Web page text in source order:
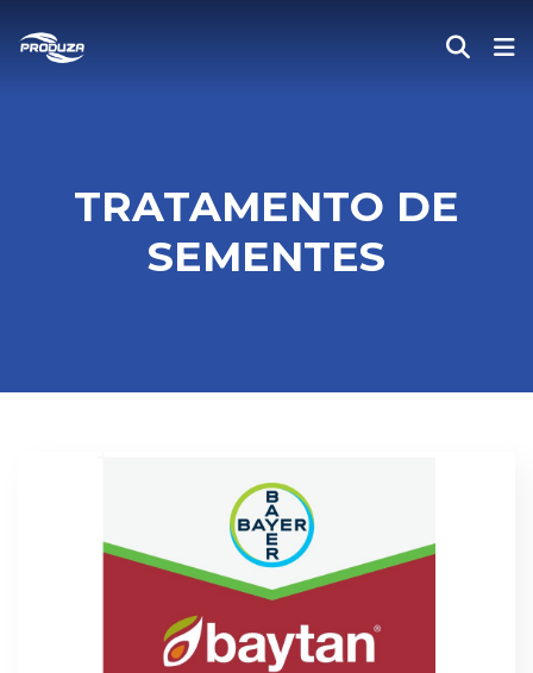
TRATAMENTO DE
SEMENTES